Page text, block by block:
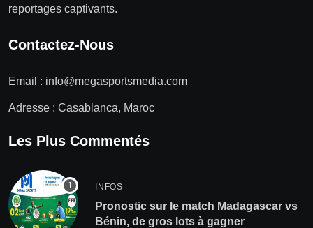
reportages captivants.
Contactez-Nous
Email : info@megasportsmedia.com
Adresse : Casablanca, Maroc
Les Plus Commentés
INFOS
Pronostic sur le match Madagascar vs
Bénin, de gros lots à gagner